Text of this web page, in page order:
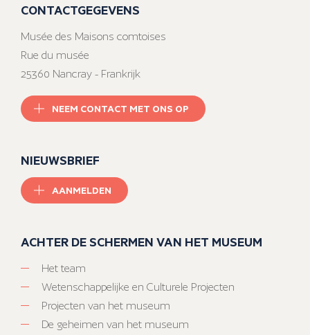
CONTACTGEGEVENS
Musée des Maisons comtoises
Rue du musée
25360 Nancray - Frankrijk
NEEM CONTACT MET ONS OP
NIEUWSBRIEF
AANMELDEN
ACHTER DE SCHERMEN VAN HET MUSEUM
Het team
Wetenschappelijke en Culturele Projecten
Projecten van het museum
De geheimen van het museum